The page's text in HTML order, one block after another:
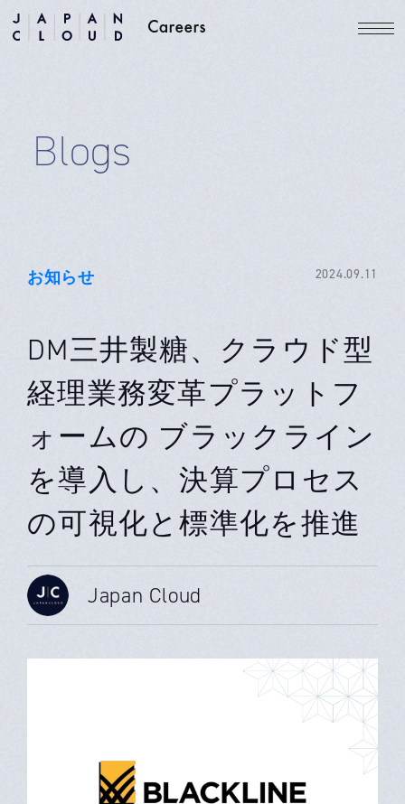
Blogs
お知らせ 2024.09.11
DM三井製糖、クラウド型
経理業務変革プラットフ
ォームの ブラックライン
を導入し、決算プロセス
の可視化と標準化を推進
Japan Cloud